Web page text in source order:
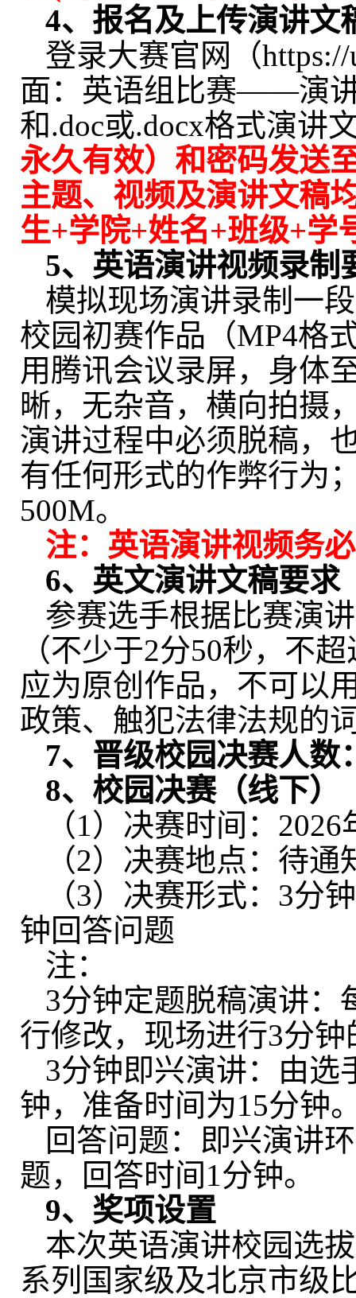
4、报名及上传演讲文
登录大赛官网（
面：英语组比赛——演
和.doc或.docx格式演讲
永久有效）和密码发送
主题、视频及演讲文稿
生+学院+姓名+班级+学
5、英语演讲视频录制
模拟现场演讲录制一
校园初赛作品（MP4格
用腾讯会议录屏，身体
晰，无杂音，横向拍摄
演讲过程中必须脱稿，
有任何形式的作弊行为
500M。
注：英语演讲视频务
6、英文演讲文稿要求
参赛选手根据比赛演
（不少于2分50秒，不超
应为原创作品，不可以
政策、触犯法律法规的
7、晋级校园决赛人数
8、校园决赛（线下）
（1 ）决赛时间： 2026
（2）决赛地点：待通
（3）决赛形式： 3分
钟回答问题
注：
3分钟定题脱稿演讲：
行修改，现场进行3分钟
3分钟即兴演讲：由选
钟，准备时间为15分钟
回答问题：即兴演讲
题，回答时间 1 分钟。
9、奖项设置
本次英语演讲校园选
系列国家级及北京市级